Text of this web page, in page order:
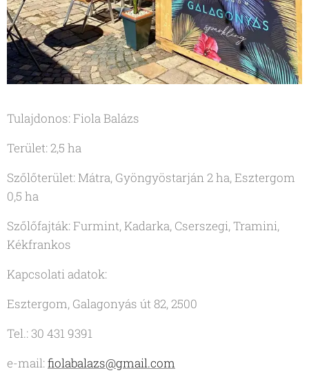
Tulajdonos: Fiola Balázs
Terület: 2,5 ha
Szőlőterület: Mátra, Gyöngyöstarján 2 ha, Esztergom
0,5 ha
Szőlőfajták: Furmint, Kadarka, Cserszegi, Tramini,
Kékfrankos
Kapcsolati adatok:
Esztergom, Galagonyás út 82, 2500
Tel.: 30 431 9391
e-mail:fiolabalazs@gmail.com